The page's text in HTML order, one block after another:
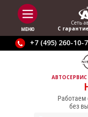
МЕНЮ
Сеть
С
+7 (495) 260-10-
Работаем
без